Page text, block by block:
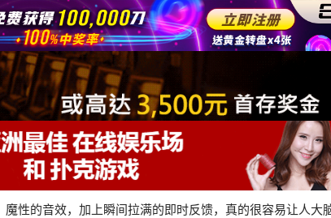
性的音效，加上瞬间拉满的即时反馈，真的很容易让人大